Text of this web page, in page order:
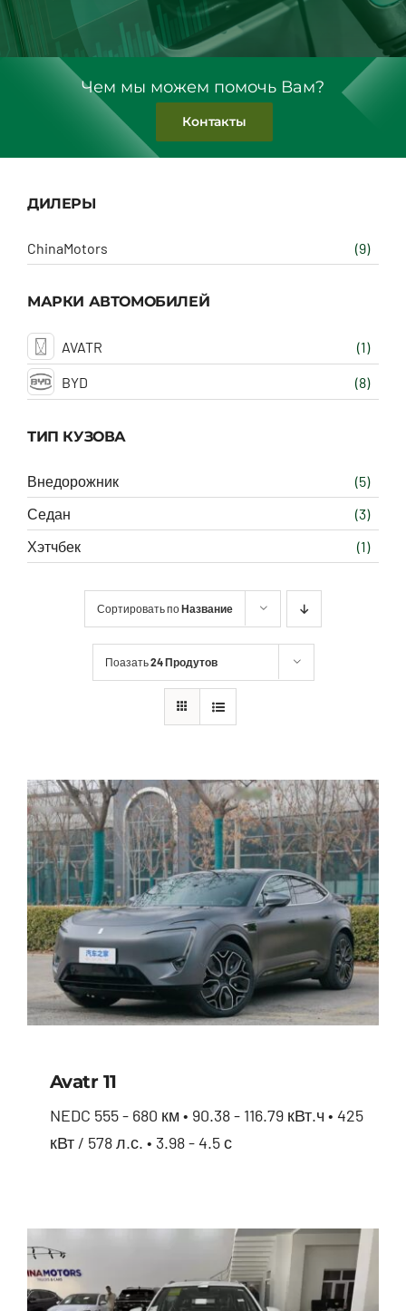
Чем мы можем помочь Вам?
Контакты
ДИЛЕРЫ
ChinaMotors (9)
МАРКИ АВТОМОБИЛЕЙ
AVATR (1)
BYD (8)
ТИП КУЗОВА
Внедорожник
(5)
Седан
(3)
Хэтчбек
(1)
Сортировать поНазвание
Поазать24 Продутов
Avatr 11
NEDC 555 - 680 км • 90.38 - 116.79 кВт.ч • 425
кВт / 578 л.с. • 3.98 - 4.5 с